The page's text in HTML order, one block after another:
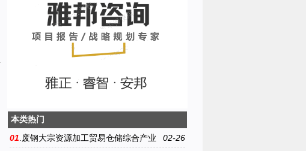
本类热门
02-26
01.废钢大宗资源加工贸易仓储综合产业